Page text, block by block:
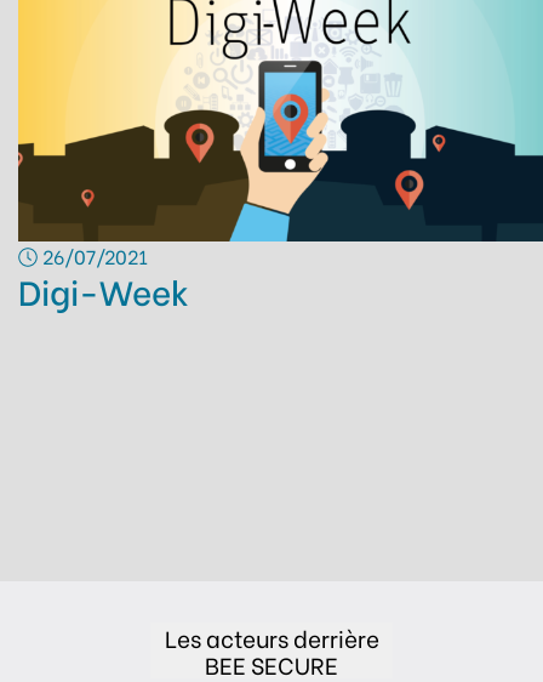
26/07/2021
Digi-Week
Les acteurs derrière
BEE SECURE